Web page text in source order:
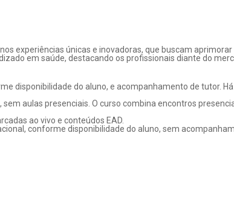
experiências únicas e inovadoras, que buscam
em saúde, destacando os profissionais diante do
disponibilidade do aluno, e acompanhamento de tutor.
aulas presenciais. O curso combina encontros
ao vivo e conteúdos EAD.
conforme disponibilidade do aluno, sem